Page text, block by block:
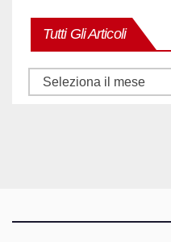
Tutti Gli Articoli
Tutti